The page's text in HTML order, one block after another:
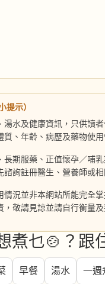
線
提示）
湯水及健康資訊，只供讀
質、年齡、病歷及藥物使
長期服藥、正值懷孕／哺
諮詢註冊醫生、營養師或相
情況並非本網站所能完全
敬請見諒並請自行衡量及
煮乜🍲？跟
早餐 湯水 一週